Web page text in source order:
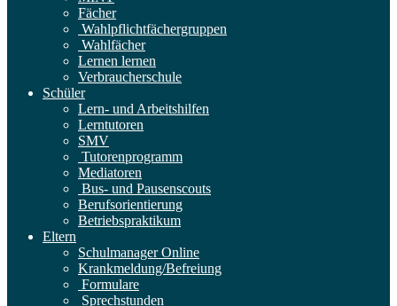
Fächer
Wahlpflichtfächergruppen
Wahlfächer
Lernen lernen
Verbraucherschule
Schüler
Lern- und Arbeitshilfen
Lerntutoren
SMV
Tutorenprogramm
Mediatoren
Bus- und Pausenscouts
Berufsorientierung
Betriebspraktikum
Eltern
Schulmanager Online
Krankmeldung/Befreiung
Formulare
Sprechstunden